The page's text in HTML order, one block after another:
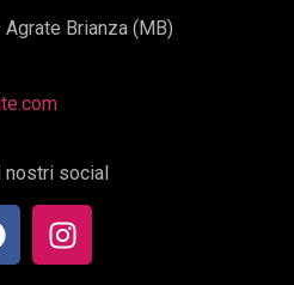
Brianza (MB)
nostri social